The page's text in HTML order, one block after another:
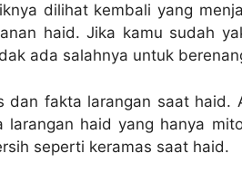
dilihat kembali yang
haid. Jika kamu sudah
ada salahnya untuk
dan fakta larangan saat
larangan haid yang hanya
seperti keramas saat haid.